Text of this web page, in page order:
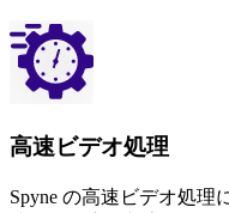
高速ビデオ処理
Spyne の高速ビデオ処理